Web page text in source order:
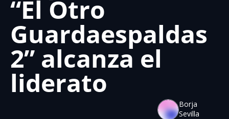
“El Otro
Guardaespaldas
2” alcanza el
liderato
Borja
Sevilla